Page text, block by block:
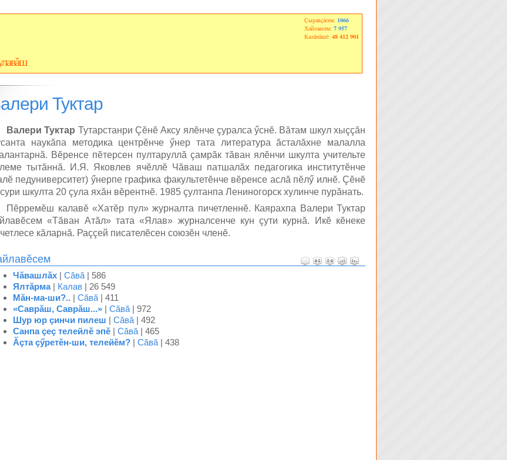
Çыравçăсем: 1066
Хайлавсем: 7 957
Калăпăшĕ: 48 412 901
Туктар
Валери Туктар Тутарстанри Çĕнĕ Аксу ялĕнче çуралса ӳснĕ. Вăтам шкул хыççăн
наукăпа методика центрĕнче ӳнер тата литература ăсталăхне малалла
Вĕренсе пĕтерсен пултаруллă çамрăк тăван ялĕнчи шкулта учительте
тытăннă. И.Я. Яковлев ячĕллĕ Чăваш патшалăх педагогика институтĕнче
педуниверситет) ӳнерпе графика факультетĕнче вĕренсе аслă пĕлӳ илнĕ. Çĕнĕ
шкулта 20 çула яхăн вĕрентнĕ. 1985 çултанпа Лениногорск хулинче пурăнать.
Пĕрремĕш калавĕ «Хатĕр пул» журналта пичетленнĕ. Каярахпа Валери Туктар
«Тăван Атăл» тата «Ялав» журналсенче кун çути курнă. Икĕ кĕнеке
кăларнă. Раççей писателĕсен союзĕн членĕ.
Чăвашлăх | Сăвă | 586
Ялтăрма| Калав | 26 549
Мăн-ма-ши?.. | Сăвă | 411
«Саврăш, Саврăш...» | Сăвă | 972
Шур юр çинчи пилеш | Сăвă | 492
Санпа çеç телейлĕ эпĕ | Сăвă | 465
Ăçта çӳретĕн-ши, телейĕм? | Сăвă | 438